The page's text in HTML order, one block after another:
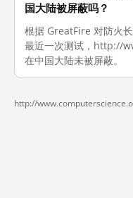
国大陆被屏蔽吗？
根据 GreatFire 对防火
最近一次测试，http://
在中国大陆未被屏蔽。
http://